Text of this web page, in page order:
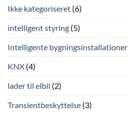
Ikke kategoriseret (6)
intelligent styring (5)
Intelligente bygningsinstallationer
KNX (4)
lader til elbil (2)
Transientbeskyttelse (3)